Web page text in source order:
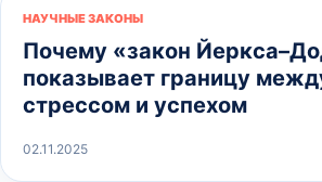
НАУЧНЫЕ ЗАКОНЫ
Почему «закон
показывает границу
стрессом и успехом
02.11.2025